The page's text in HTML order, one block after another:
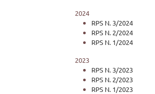
2024
RPS N. 3/2024
RPS N. 2/2024
RPS N. 1/2024
2023
RPS N. 3/2023
RPS N. 2/2023
RPS N. 1/2023